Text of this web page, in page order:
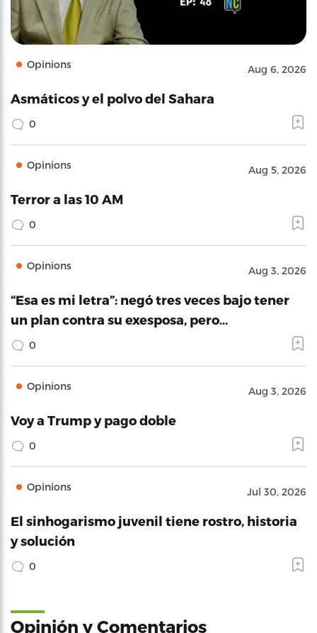
Opinions Aug 6, 2026
Asmáticos y el polvo del Sahara
0
Opinions Aug 5, 2026
Terror a las 10 AM
0
Opinions Aug 3, 2026
“Esa es mi letra”: negó tres veces bajo tener
un plan contra su exesposa, pero…
0
Opinions Aug 3, 2026
Voy a Trump y pago doble
0
Opinions Jul 30, 2026
El sinhogarismo juvenil tiene rostro, historia
y solución
0
Opinión y Comentarios